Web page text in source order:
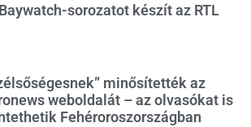
sorozatot készít az RTL
minősítették az
weboldalát – az olvasókat is
Fehéroroszországban